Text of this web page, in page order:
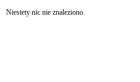
Niestety nic nie znaleziono.